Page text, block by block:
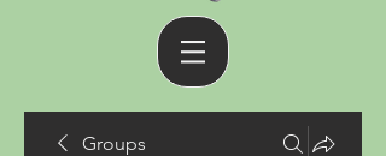
Groups